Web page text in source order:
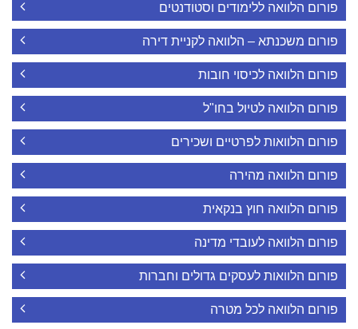
פורום הלוואה ללימודים וסטודנטים
פורום משכנתא – הלוואה לקניית דירה
פורום הלוואה לכיסוי חובות
פורום הלוואה לטיול בחו"ל
פורום הלוואות לפרטיים ושכירים
פורום הלוואה מהירה
פורום הלוואה חוץ בנקאית
פורום הלוואה לעובדי מדינה
פורום הלוואות לעסקים גדולים וחברות
פורום הלוואה לכל מטרה